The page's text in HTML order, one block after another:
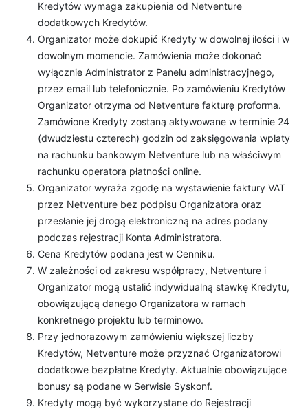
Kredytów wymaga zakupienia od Netventure
dodatkowych Kredytów.
Organizator może dokupić Kredyty w dowolnej ilości i w
dowolnym momencie. Zamówienia może dokonać
wyłącznie Administrator z Panelu administracyjnego,
przez email lub telefonicznie. Po zamówieniu Kredytów
Organizator otrzyma od Netventure fakturę proforma.
Zamówione Kredyty zostaną aktywowane w terminie 24
(dwudziestu czterech) godzin od zaksięgowania wpłaty
na rachunku bankowym Netventure lub na właściwym
rachunku operatora płatności online.
Organizator wyraża zgodę na wystawienie faktury VAT
przez Netventure bez podpisu Organizatora oraz
przesłanie jej drogą elektroniczną na adres podany
podczas rejestracji Konta Administratora.
Cena Kredytów podana jest w Cenniku.
W zależności od zakresu współpracy, Netventure i
Organizator mogą ustalić indywidualną stawkę Kredytu,
obowiązującą danego Organizatora w ramach
konkretnego projektu lub terminowo.
Przy jednorazowym zamówieniu większej liczby
Kredytów, Netventure może przyznać Organizatorowi
dodatkowe bezpłatne Kredyty. Aktualnie obowiązujące
bonusy są podane w Serwisie Syskonf.
Kredyty mogą być wykorzystane do Rejestracji